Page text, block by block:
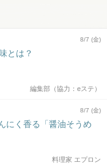
8/7 (金)
とは？
編集部（協力：eステ）
8/7 (金)
にく香る「醤油そうめ
料理家 エプロン